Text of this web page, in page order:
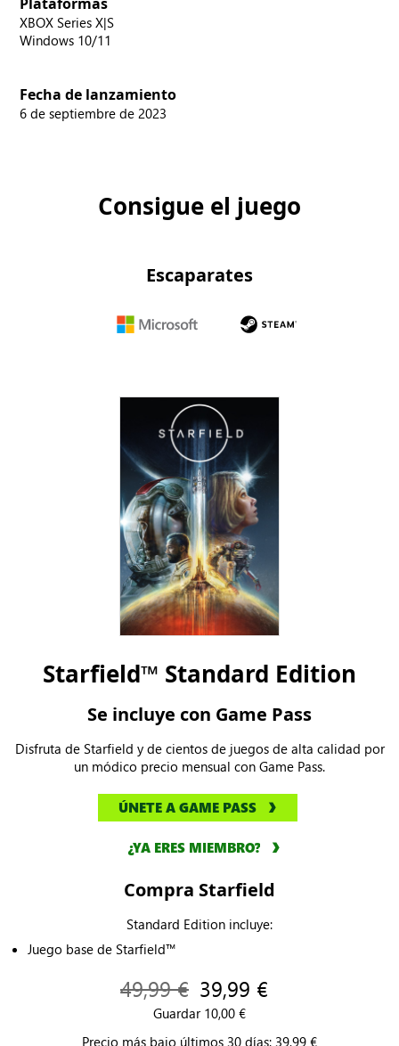
XBOX Series X|S
Windows 10/11
Fecha de lanzamiento
6 de septiembre de 2023
Consigue el juego
Escaparates
Starfield™ Standard Edition
Se incluye con Game Pass
Disfruta de Starfield y de cientos de juegos de alta calidad por
un módico precio mensual con Game Pass.
ÚNETE A GAME PASS
¿YA ERES MIEMBRO?
Compra Starfield
Standard Edition incluye:
Juego base de Starfield™
49,99 € 39,99 €
Guardar 10,00 €
Precio más bajo últimos 30 días: 39,99 €